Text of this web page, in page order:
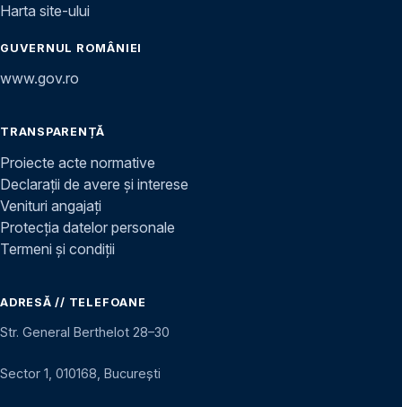
Harta site-ului
GUVERNUL ROMÂNIEI
www.gov.ro
TRANSPARENȚĂ
Proiecte acte normative
Declarații de avere și interese
Venituri angajați
Protecția datelor personale
Termeni și condiții
ADRESĂ // TELEFOANE
Str. General Berthelot 28–30
Sector 1, 010168, București